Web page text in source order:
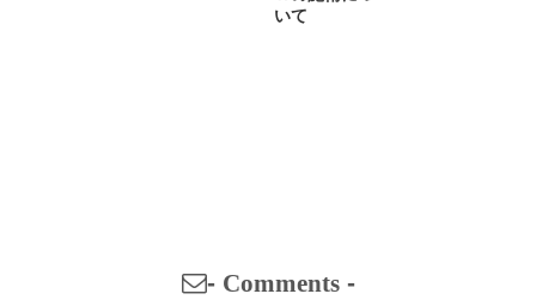
いて
- Comments-